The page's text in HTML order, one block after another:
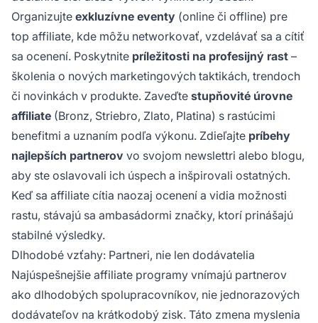
Organizujte exkluzívne eventy (online či offline) pre
top affiliate, kde môžu networkovať, vzdelávať sa a cítiť
sa ocenení. Poskytnite príležitosti na profesijný rast –
školenia o nových marketingových taktikách, trendoch
či novinkách v produkte. Zaveďte stupňovité úrovne
affiliate (Bronz, Striebro, Zlato, Platina) s rastúcimi
benefitmi a uznaním podľa výkonu. Zdieľajte príbehy
najlepších partnerov vo svojom newslettri alebo blogu,
aby ste oslavovali ich úspech a inšpirovali ostatných.
Keď sa affiliate cítia naozaj ocenení a vidia možnosti
rastu, stávajú sa ambasádormi značky, ktorí prinášajú
stabilné výsledky.
Dlhodobé vzťahy: Partneri, nie len dodávatelia
Najúspešnejšie affiliate programy vnímajú partnerov
ako dlhodobých spolupracovníkov, nie jednorazových
dodávateľov na krátkodobý zisk. Táto zmena myslenia